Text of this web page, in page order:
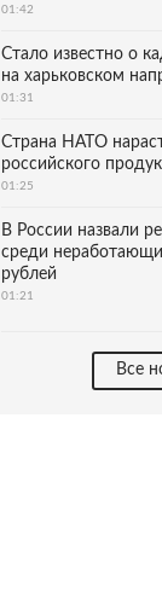
01:42
Стало известно о
на харьковском
01:31
Страна НАТО
российского
01:25
В России назвали
среди
рублей
01:21
Все